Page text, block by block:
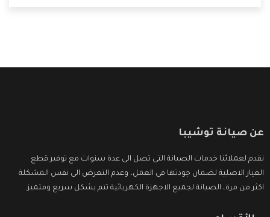
عن صيانة توشيبا
نقدم لعملائنا خدمات الصيانة التى تصل الى عدة سنوات مع توفير قطع
الغيار الاصلية لضمان جودتها فى العمل، وعدم التعرض الى نفس المشكلة
اكثر من مرة، الصيانة لجميع الاجهزة الكهربائية تتم بشكل سريع ومتميز.